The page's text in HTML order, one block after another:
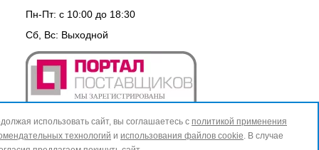
Пн-Пт: с 10:00 до 18:30
Сб, Вс: Выходной
использовать сайт, вы соглашаетесь с политикой применения
технологий и использования файлов cookie. В случае